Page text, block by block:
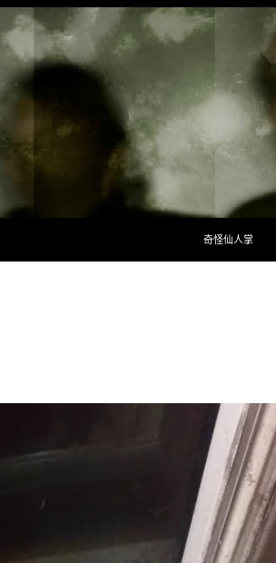
奇怪仙人掌